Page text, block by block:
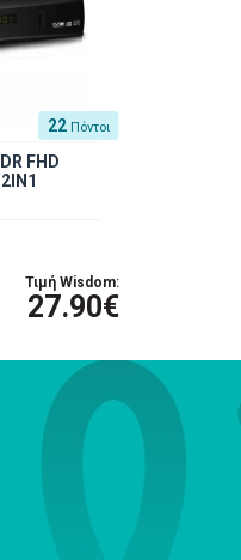
22 Πόντοι
FHD
Τιμή Wisdom:
27.90€